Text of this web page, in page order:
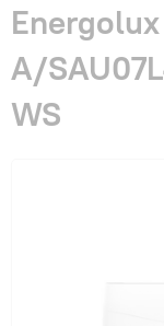
Гарантия и
Монтаж
A/
WS